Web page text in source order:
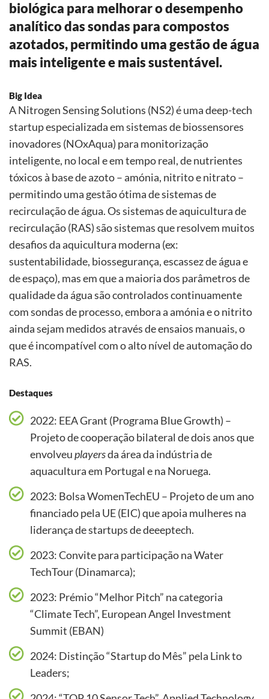
biológica para melhorar o desempenho
analítico das sondas para compostos
azotados, permitindo uma gestão de água
mais inteligente e mais sustentável.
Big Idea
A Nitrogen Sensing Solutions (NS2) é uma deep-tech
startup especializada em sistemas de biossensores
inovadores (NOxAqua) para monitorização
inteligente, no local e em tempo real, de nutrientes
tóxicos à base de azoto – amónia, nitrito e nitrato –
permitindo uma gestão ótima de sistemas de
recirculação de água. Os sistemas de aquicultura de
recirculação (RAS) são sistemas que resolvem muitos
desafios da aquicultura moderna (ex:
sustentabilidade, biossegurança, escassez de água e
de espaço), mas em que a maioria dos parâmetros de
qualidade da água são controlados continuamente
com sondas de processo, embora a amónia e o nitrito
ainda sejam medidos através de ensaios manuais, o
que é incompatível com o alto nível de automação do
RAS.
Destaques
2022: EEA Grant (Programa Blue Growth) –
Projeto de cooperação bilateral de dois anos que
envolveuplayersda área da indústria de
aquacultura em Portugal e na Noruega.
2023: Bolsa WomenTechEU – Projeto de um ano
financiado pela UE (EIC) que apoia mulheres na
liderança de startups de deeeptech.
2023: Convite para participação na Water
TechTour (Dinamarca);
2023: Prémio “Melhor Pitch” na categoria
“Climate Tech”, European Angel Investment
Summit (EBAN)
2024: Distinção “Startup do Mês” pela Link to
Leaders;